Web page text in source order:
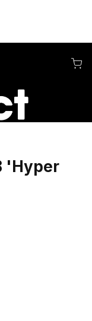
'Hyper